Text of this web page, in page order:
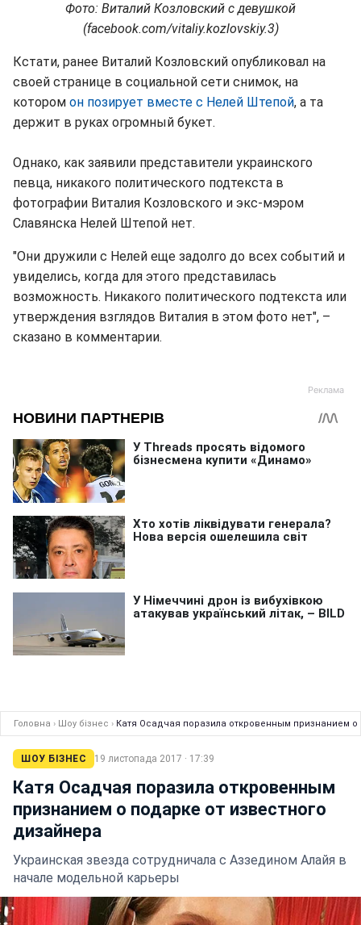
Фото: Виталий Козловский с девушкой
(facebook.com/vitaliy.kozlovskiy.3)
Кстати, ранее Виталий Козловский опубликовал на
своей странице в социальной сети снимок, на
котором он позирует вместе с Нелей Штепой, а та
держит в руках огромный букет.
Однако, как заявили представители украинского
певца, никакого политического подтекста в
фотографии Виталия Козловского и экс-мэром
Славянска Нелей Штепой нет.
"Они дружили с Нелей еще задолго до всех событий и
увиделись, когда для этого представилась
возможность. Никакого политического подтекста или
утверждения взглядов Виталия в этом фото нет", –
сказано в комментарии.
Головна › Шоу бізнес › Катя Осадчая поразила откровенным признанием о
ШОУ БІЗНЕС 19 листопада 2017 · 17:39
Катя Осадчая поразила откровенным
признанием о подарке от известного
дизайнера
Украинская звезда сотрудничала с Аззедином Алайя в
начале модельной карьеры